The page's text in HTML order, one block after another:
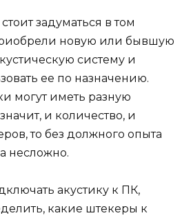
задуматься в том
новую или бывшую
систему и
ее по назначению.
могут иметь разную
и количество, и
то без должного опыта
несложно.
акустику к ПК,
какие штекеры к